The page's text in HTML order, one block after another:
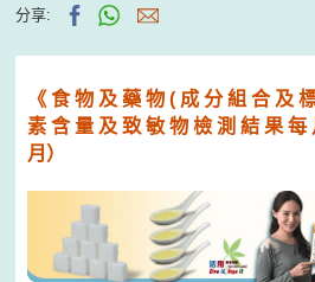
分享:
《 食 物 及 藥 物 ( 成 分 組 合 及
素 含 量 及 致 敏 物 檢 測 結 果
月）